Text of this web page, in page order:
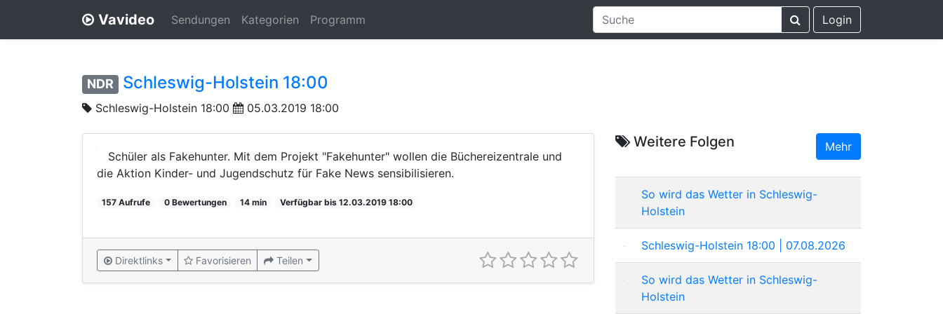
Vavideo Sendungen Kategorien Programm Login
NDR Schleswig-Holstein 18:00
Schleswig-Holstein 18:00 05.03.2019 18:00
Schüler als Fakehunter. Mit dem Projekt "Fakehunter" wollen die Büchereizentrale und
die Aktion Kinder- und Jugendschutz für Fake News sensibilisieren.
157 Aufrufe 0 Bewertungen 14 min Verfügbar bis 12.03.2019 18:00
Direktlinks Favorisieren Teilen
Weitere Folgen Mehr
So wird das Wetter in Schleswig-
Holstein
Schleswig-Holstein 18:00 | 07.08.2026
So wird das Wetter in Schleswig-
Holstein